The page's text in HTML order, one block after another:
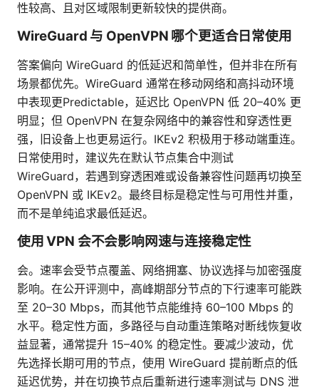
性较高、且对区域限制更新较快的提供商。
WireGuard 与 OpenVPN 哪个更适合日常使用
答案偏向 WireGuard 的低延迟和简单性，但并非在所有
场景都优先。WireGuard 通常在移动网络和高抖动环境
中表现更Predictable，延迟比 OpenVPN 低 20–40% 更
明显；但 OpenVPN 在复杂网络中的兼容性和穿透性更
强，旧设备上也更易运行。IKEv2 积极用于移动端重连。
日常使用时，建议先在默认节点集合中测试
WireGuard，若遇到穿透困难或设备兼容性问题再切换至
OpenVPN 或 IKEv2。最终目标是稳定性与可用性并重，
而不是单纯追求最低延迟。
使用 VPN 会不会影响网速与连接稳定性
会。速率会受节点覆盖、网络拥塞、协议选择与加密强度
影响。在公开评测中，高峰期部分节点的下行速率可能跌
至 20–30 Mbps，而其他节点能维持 60–100 Mbps 的
水平。稳定性方面，多路径与自动重连策略对断线恢复收
益显著，通常提升 15–40% 的稳定性。要减少波动，优
先选择长期可用的节点，使用 WireGuard 提前断点的低
延迟优势，并在切换节点后重新进行速率测试与 DNS 泄